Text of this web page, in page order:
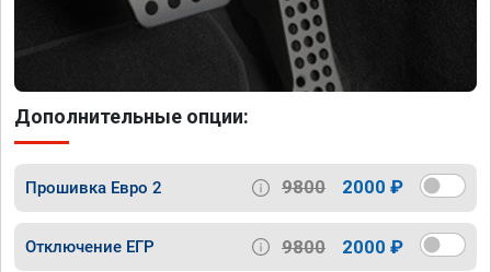
Дополнительные опции:
Прошивка Евро 2 9800 2000 ₽
Отключение ЕГР 9800 2000 ₽